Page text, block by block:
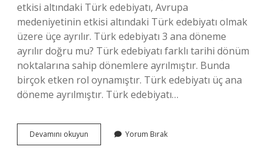
etkisi altındaki Türk edebiyatı, Avrupa
medeniyetinin etkisi altındaki Türk edebiyatı olmak
üzere üçe ayrılır. Türk edebiyatı 3 ana döneme
ayrılır doğru mu? Türk edebiyatı farklı tarihi dönüm
noktalarına sahip dönemlere ayrılmıştır. Bunda
birçok etken rol oynamıştır. Türk edebiyatı üç ana
döneme ayrılmıştır. Türk edebiyatı…
Devamını okuyun
Edebiyatinin
Yorum Bırak